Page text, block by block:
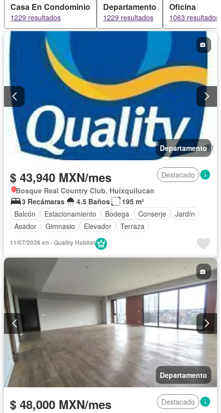
Casa En Condominio
1229 resultados
Departamento
1229 resultados
Oficina
1063 resultados
Departamento
$ 43,940 MXN/mes
Destacado
Bosque Real Country Club, Huixquilucan
3 Recámaras
4.5 Baños
195 m²
Balcón
Estacionamiento Bodega Conserje
Jardín
Asador
Gimnasio Elevador Terraza
11/07/2026 en - Quality Habitat
Departamento
$ 48,000 MXN/mes
Destacado